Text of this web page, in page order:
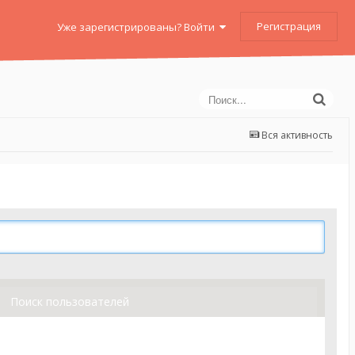
Уже зарегистрированы? Войти Регистрация
Вся активность
Поиск пользователей